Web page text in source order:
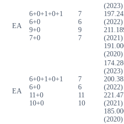
EA
6+0+1+0+1
6+0
9+0
7+0
7
6
9
7
(2023)
(2022)
(2021)
(2020)
EA
6+0+1+0+1
6+0
11+0
10+0
7
6
11
10
(2023)
(2022)
(2021)
(2020)